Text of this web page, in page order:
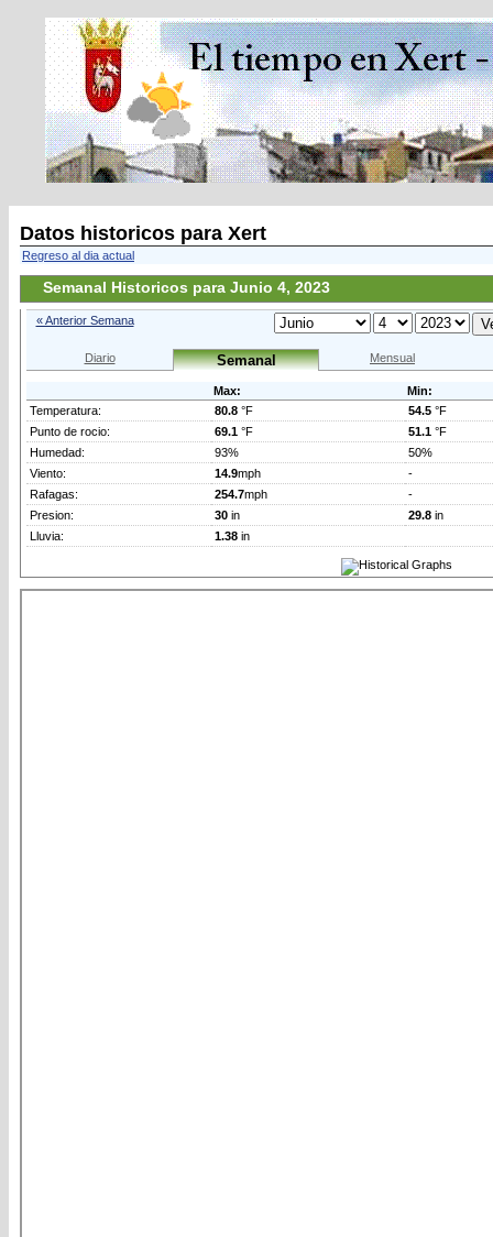
Datos historicos para Xert
Regreso al dia actual
Semanal Historicos para Junio 4, 2023
« Anterior Semana
Diario Semanal Mensual
Max:
Min:
Temperatura:
80.8 °F 54.5 °F
Punto de rocio:
69.1 °F 51.1 °F
Humedad:
93%
50%
Viento:
14.9mph
-
Rafagas:
254.7mph
-
Presion:
30 in 29.8 in
Lluvia:
1.38 in